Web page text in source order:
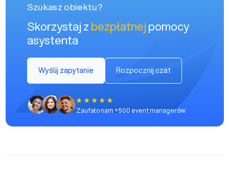
Szukasz obiektu?
Skorzystaj zbezpłatnejpomocy
asystenta
Wyślij zapytanie Rozpocznij czat
Zaufało nam +500 event managerów